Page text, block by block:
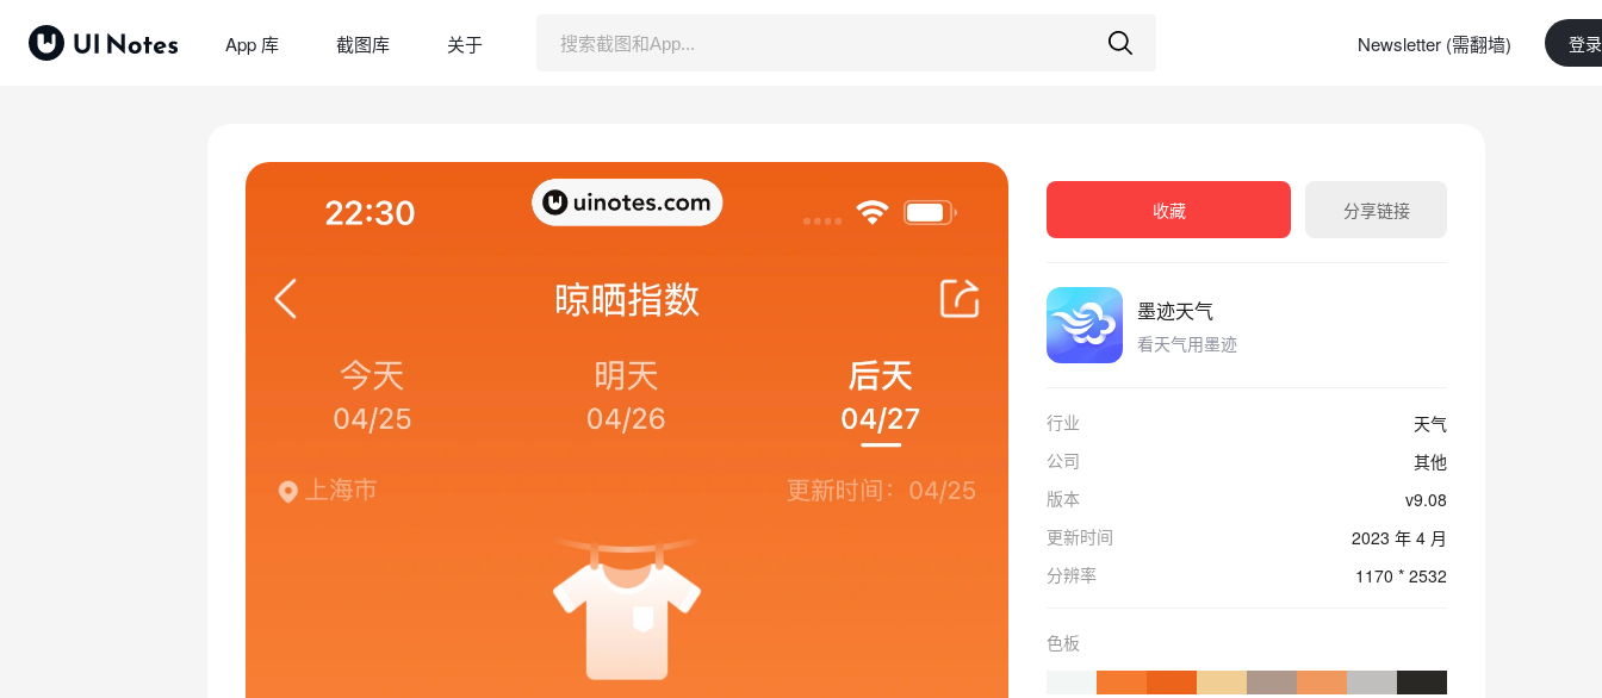
App 库 截图库 关于 Newsletter (需翻墙) 登
收藏 分享链接
墨迹天气
看天气用墨迹
行业
天气
公司
其他
版本
v9.08
更新时间
2023 年 4 月
分辨率
1170 * 2532
色板